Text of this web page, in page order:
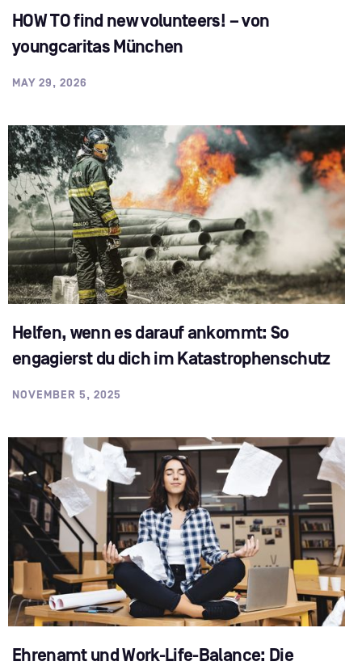
HOW TO find new volunteers! – von
youngcaritas München
MAY 29, 2026
Helfen, wenn es darauf ankommt: So
engagierst du dich im Katastrophenschutz
NOVEMBER 5, 2025
Ehrenamt und Work-Life-Balance: Die